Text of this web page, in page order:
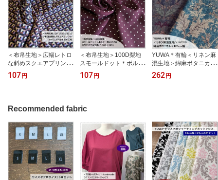
＜布帛生地＞広幅レトロ
な斜めスクエアプリント
ポリエステル生地(P-153
6-3331)
107 円
＜布帛生地＞100D梨地
スモールドット＊ボルド
ー地にオフ白ポリエステ
ル生地(P-303-1905)
107 円
YUWA＊有輪＜リネン麻
混生地＞綿麻ボタニカル
＊120cm幅(449955)
262 円
Recommended fabric